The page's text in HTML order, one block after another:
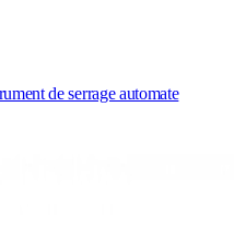
de serrage automate